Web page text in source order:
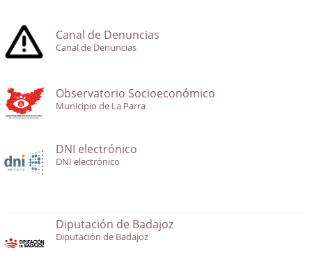
Canal de Denuncias
Canal de Denuncias
Observatorio Socioeconómico
Municipio de La Parra
DNI electrónico
DNI electrónico
Diputación de Badajoz
Diputación de Badajoz